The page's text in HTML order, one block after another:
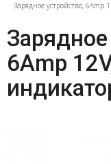
Зарядное устройство,
Зарядное
6Amp